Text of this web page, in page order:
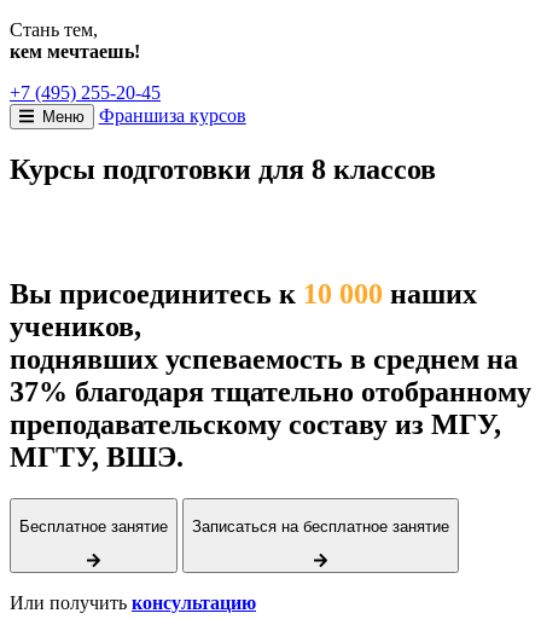
Стань тем,
кем мечтаешь!
+7 (495) 255-20-45
Меню Франшиза курсов
Курсы подготовки для 8 классов
Вы присоединитесь к 10 000 наших
учеников,
поднявших успеваемость в среднем на
37% благодаря тщательно отобранному
преподавательскому составу из МГУ,
МГТУ, ВШЭ.
Бесплатное занятие Записаться на бесплатное занятие
Или получить консультацию